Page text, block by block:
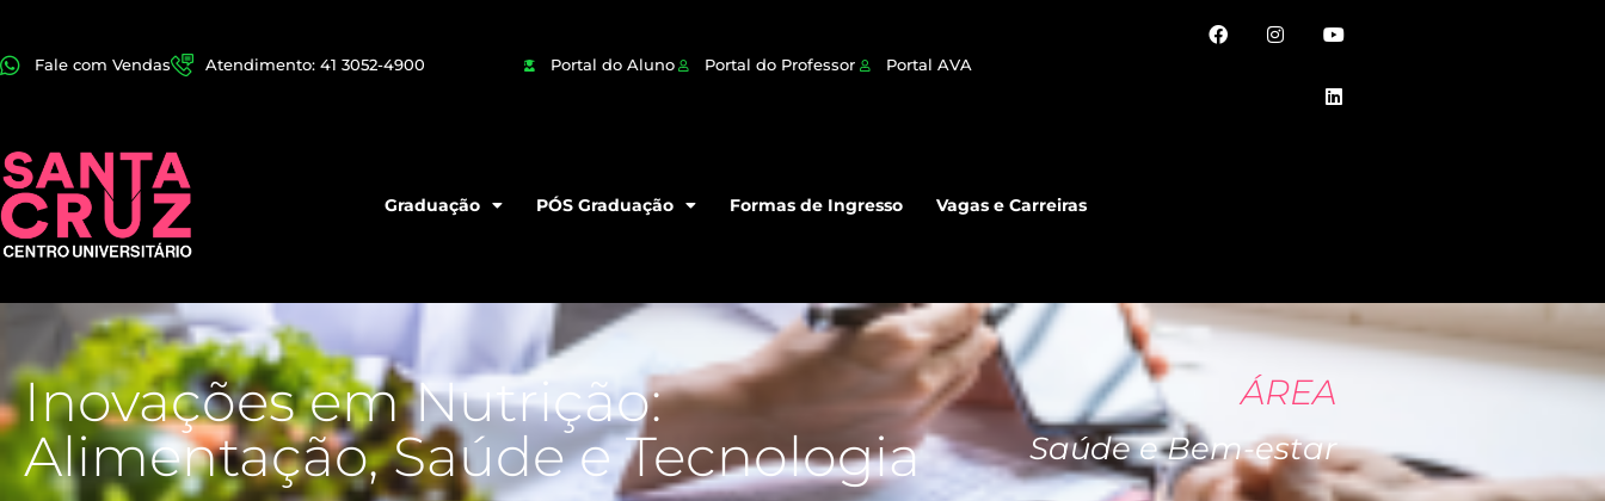
Fale com Vendas Atendimento: 41 3052-4900 Portal do Aluno Portal do Professor Portal AVA
Graduação PÓS Graduação Formas de Ingresso Vagas e Carreiras
Inovações em Nutrição:
Alimentação, Saúde e Tecnologia
ÁREA
Saúde e Bem-estar